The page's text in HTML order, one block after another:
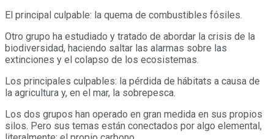
El principal culpable: la quema de combustibles fósiles.
Otro grupo ha estudiado y tratado de abordar la crisis de la
biodiversidad, haciendo saltar las alarmas sobre las
extinciones y el colapso de los ecosistemas.
Los principales culpables: la pérdida de hábitats a causa de
la agricultura y, en el mar, la sobrepesca.
Los dos grupos han operado en gran medida en sus propios
silos. Pero sus temas están conectados por algo elemental,